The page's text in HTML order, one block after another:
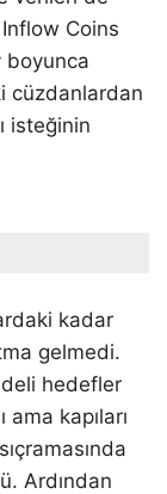
Coins
boyunca
cüzdanlardan
isteğinin
kadar
gelmedi.
hedefler
ama kapıları
Ardından